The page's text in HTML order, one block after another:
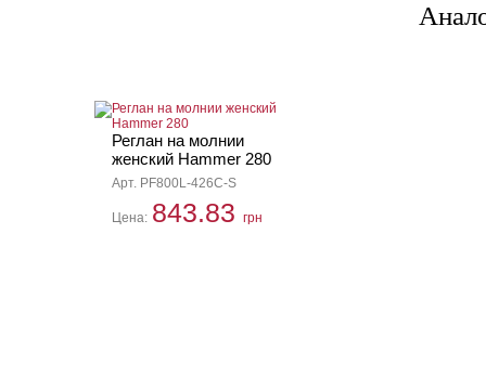
Реглан на молнии
женский Hammer 280
Арт. PF800L-426C-S
Цена: 843.83 грн